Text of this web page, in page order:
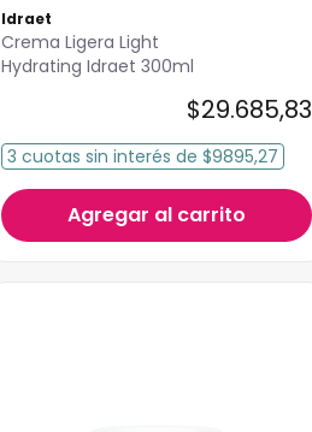
Idraet
Crema Ligera Light
Hydrating Idraet 300ml
$29.685,83
3 cuotas sin interés de $9895,27
Agregar al carrito